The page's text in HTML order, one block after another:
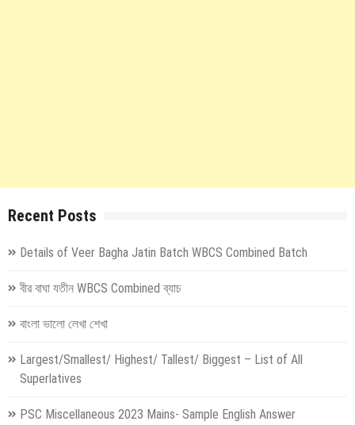
Recent Posts
Details of Veer Bagha Jatin Batch WBCS Combined Batch
বীর বাঘা যতীন WBCS Combined ব্যাচ
বাংলা ভালো লেখা শেখা
Largest/Smallest/ Highest/ Tallest/ Biggest – List of All
Superlatives
PSC Miscellaneous 2023 Mains- Sample English Answer